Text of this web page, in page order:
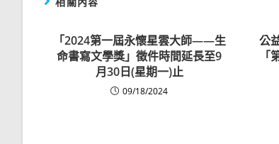
「2024第一屆永懷星雲大師——生
命書寫文學獎」徵件時間延長至9
月30日(星期一)止
09/18/2024
公